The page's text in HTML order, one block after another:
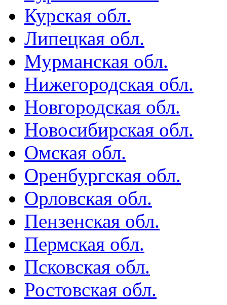
Курская обл.
Липецкая обл.
Мурманская обл.
Нижегородская обл.
Новгородская обл.
Новосибирская обл.
Омская обл.
Оренбургская обл.
Орловская обл.
Пензенская обл.
Пермская обл.
Псковская обл.
Ростовская обл.